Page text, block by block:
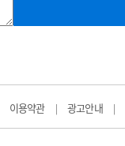
이용약관 | 광고안내 |